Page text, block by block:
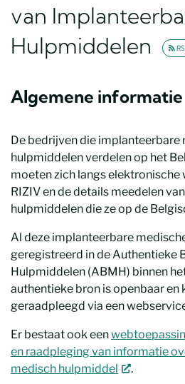
van
Hulpmiddelen
Algemene informatie
De bedrijven die implanteerbare
hulpmiddelen verdelen op het
moeten zich langs elektronische
RIZIV en de details meedelen
hulpmiddelen die ze op de
Al deze implanteerbare
geregistreerd in de Authentieke
Hulpmiddelen (ABMH) binnen
authentieke bron is openbaar en
geraadpleegd via een
Er bestaat ook een
en raadpleging van informatie
medisch hulpmiddel
.